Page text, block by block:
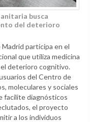
busca
del deterioro
participa en el
que utiliza medicina
deterioro cognitivo.
del Centro de
moleculares y sociales
facilite diagnósticos
el proyecto
a los individuos